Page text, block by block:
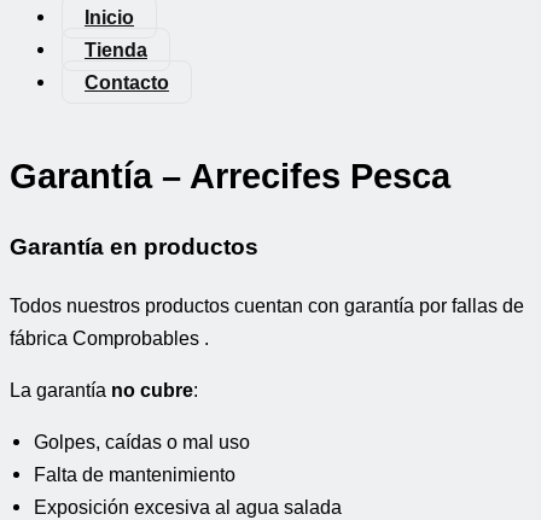
Inicio
Tienda
Contacto
Garantía – Arrecifes Pesca
Garantía en productos
Todos nuestros productos cuentan con garantía por fallas de
fábrica Comprobables .
La garantía no cubre:
Golpes, caídas o mal uso
Falta de mantenimiento
Exposición excesiva al agua salada